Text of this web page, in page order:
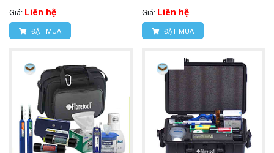
Giá: Liên hệ
ĐẶT MUA
Giá: Liên hệ
ĐẶT MUA